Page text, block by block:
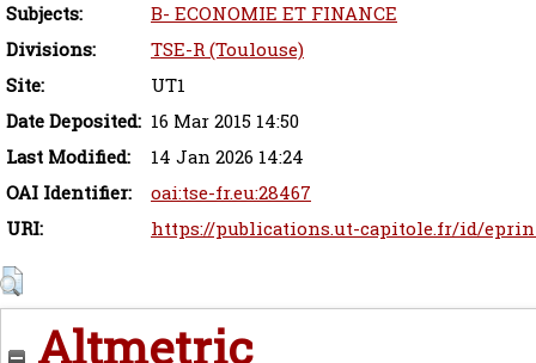
Subjects:
B- ECONOMIE ET FINANCE
Divisions:
TSE-R (Toulouse)
Site:
UT1
Date Deposited: 16 Mar 2015 14:50
Last Modified:
14 Jan 2026 14:24
OAI Identifier:
oai:tse-fr.eu:28467
URI:
https://publications.ut-capitole.fr/id/
Altmetric